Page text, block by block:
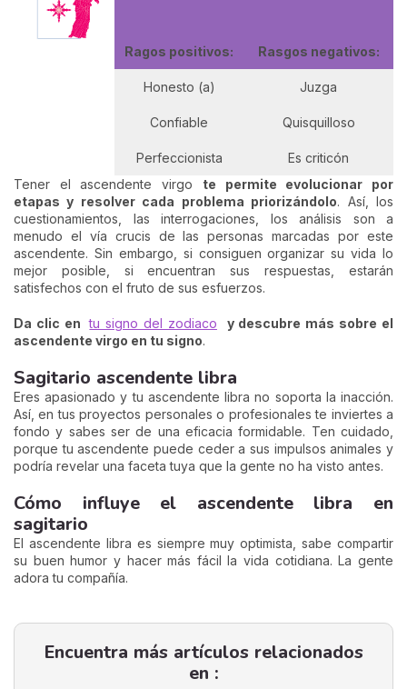
Ragos positivos: Rasgos negativos:
Honesto (a) Juzga
Confiable Quisquilloso
Perfeccionista
Es criticón
Tener el ascendente virgo te permite evolucionar por
etapas y resolver cada problema priorizándolo. Así, los
cuestionamientos, las interrogaciones, los análisis son a
menudo el vía crucis de las personas marcadas por este
ascendente. Sin embargo, si consiguen organizar su vida lo
mejor posible, si encuentran sus respuestas, estarán
satisfechos con el fruto de sus esfuerzos.
Da clic entu signo del zodiaco
y descubre más sobre el
ascendente virgo en tu signo.
Sagitario ascendente libra
Eres apasionado y tu ascendente libra no soporta la inacción.
Así, en tus proyectos personales o profesionales te inviertes a
fondo y sabes ser de una eficacia formidable. Ten cuidado,
porque tu ascendente puede ceder a sus impulsos animales y
podría revelar una faceta tuya que la gente no ha visto antes.
Cómo influye el ascendente libra en
sagitario
El ascendente libra es siempre muy optimista, sabe compartir
su buen humor y hacer más fácil la vida cotidiana. La gente
adora tu compañía.
Encuentra más artículos relacionados
en :